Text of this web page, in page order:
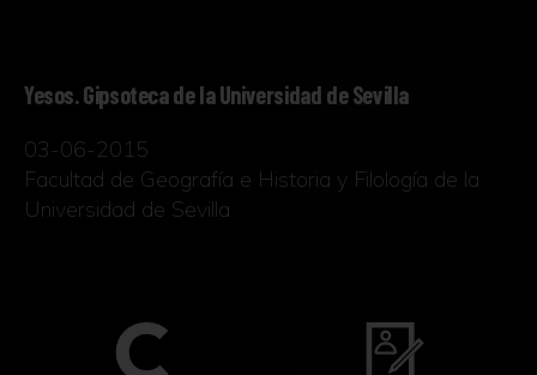
Yesos. Gipsoteca de la Universidad de Sevilla
03-06-2015
Facultad de Geografía e Historia y Filología de la
Universidad de Sevilla